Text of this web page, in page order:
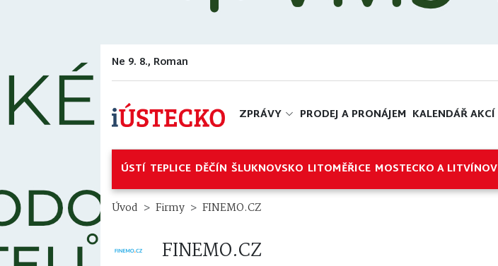
Ne 9. 8., Roman
ZPRÁVY PRODEJ A PRONÁJEM KALENDÁŘ AKCÍ
ÚSTÍ TEPLICE DĚČÍN ŠLUKNOVSKO LITOMĚŘICE MOSTECKO A LITVÍNOV
FINEMO.CZ – Firmy
Úvod Firmy FINEMO.CZ
FINEMO.CZ